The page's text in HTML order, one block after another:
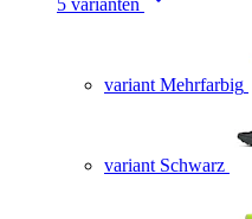
5 varianten
variant Mehrfarbig
variant Schwarz